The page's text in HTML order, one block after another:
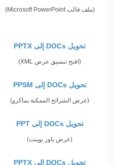
(ملف قالب Microsoft PowerPoint)
تحويل DOCs إلى PPTX
(افتح تنسيق عرض XML)
تحويل DOCs إلى PPSM
(عرض الشرائح الممكنة بماكرو)
تحويل DOCs إلى PPT
(عرض باور بوينت)
تحويل DOCs إلى PPTX